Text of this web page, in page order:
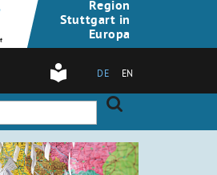
Region
Stuttgart in
Europa
DE EN